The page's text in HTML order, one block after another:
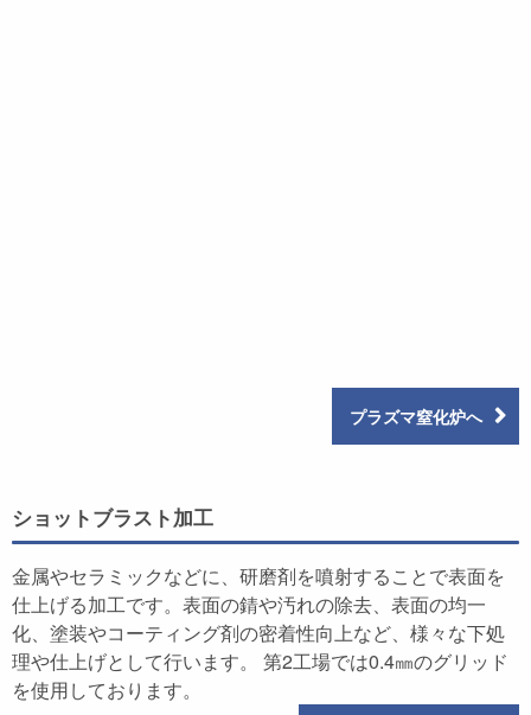
プラズマ窒化炉へ
ショットブラスト加工
金属やセラミックなどに、研磨剤を噴射することで表面を
仕上げる加工です。表面の錆や汚れの除去、表面の均一
化、塗装やコーティング剤の密着性向上など、様々な下処
理や仕上げとして行います。 第2工場では0.4㎜のグリッド
を使用しております。